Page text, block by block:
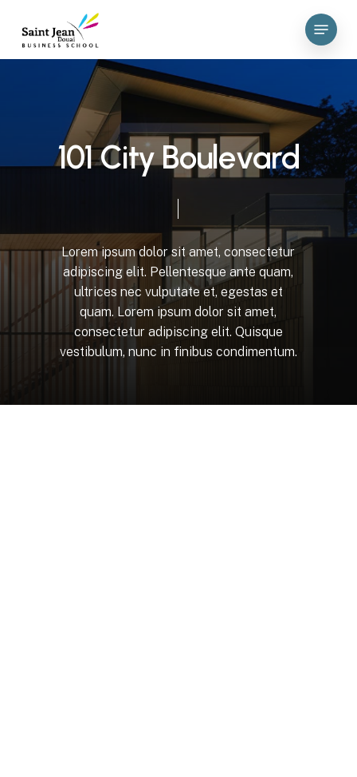
main
content
Menu
101CityBoulevard
Lorem ipsum dolor sit amet, consectetur
adipiscing elit. Pellentesque ante quam,
ultrices nec vulputate et, egestas et
quam. Lorem ipsum dolor sit amet,
consectetur adipiscing elit. Quisque
vestibulum, nunc in finibus condimentum.